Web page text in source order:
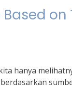
on
hanya